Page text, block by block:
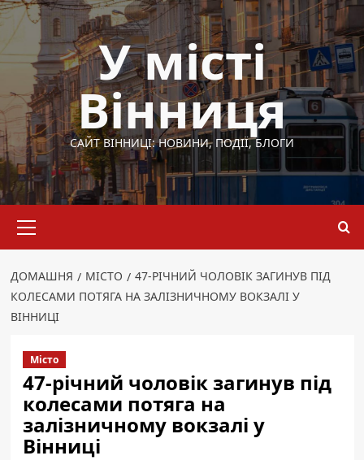
Перейти
до
вмісту
У місті
Вінниця
САЙТ ВІННИЦІ: НОВИНИ, ПОДІЇ, БЛОГИ
меню
ДОМАШНЯ МІСТО
47-РІЧНИЙ ЧОЛОВІК ЗАГИНУВ ПІД
КОЛЕСАМИ ПОТЯГА НА ЗАЛІЗНИЧНОМУ ВОКЗАЛІ У
ВІННИЦІ
Місто
47-річний чоловік загинув під
колесами потяга на
залізничному вокзалі у
Вінниці